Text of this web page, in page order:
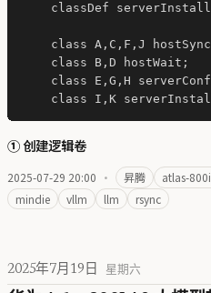
classDef
class A,C,F,J
    class B,D hostWait;
class E,G,H
① 创建逻辑卷
2025-07-29 20:00 · 昇腾 atlas-
mindie
vllm llm rsync
2025年7月19日 星期六